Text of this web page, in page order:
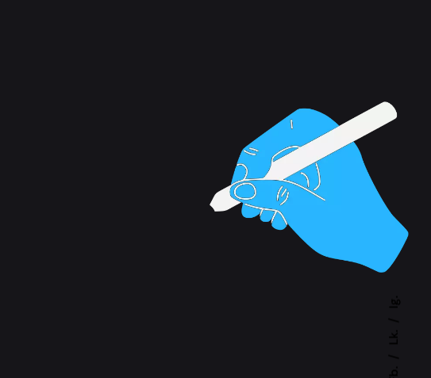
Fb.
Lk.
Ig.